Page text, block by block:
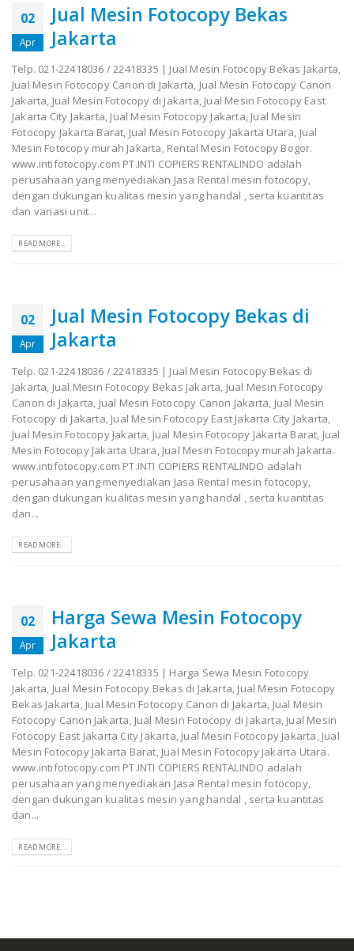
02
Apr
Jual Mesin Fotocopy Bekas
Jakarta
Telp. 021-22418036 / 22418335 | Jual Mesin Fotocopy Bekas Jakarta,
Jual Mesin Fotocopy Canon di Jakarta, Jual Mesin Fotocopy Canon
Jakarta, Jual Mesin Fotocopy di Jakarta, Jual Mesin Fotocopy East
Jakarta City Jakarta, Jual Mesin Fotocopy Jakarta, Jual Mesin
Fotocopy Jakarta Barat, Jual Mesin Fotocopy Jakarta Utara, Jual
Mesin Fotocopy murah Jakarta, Rental Mesin Fotocopy Bogor.
www.intifotocopy.com PT.INTI COPIERS RENTALINDO adalah
perusahaan yang menyediakan Jasa Rental mesin fotocopy,
dengan dukungan kualitas mesin yang handal , serta kuantitas
dan variasi unit...
READ MORE...
02
Apr
Jual Mesin Fotocopy Bekas di
Jakarta
Telp. 021-22418036 / 22418335 | Jual Mesin Fotocopy Bekas di
Jakarta, Jual Mesin Fotocopy Bekas Jakarta, Jual Mesin Fotocopy
Canon di Jakarta, Jual Mesin Fotocopy Canon Jakarta, Jual Mesin
Fotocopy di Jakarta, Jual Mesin Fotocopy East Jakarta City Jakarta,
Jual Mesin Fotocopy Jakarta, Jual Mesin Fotocopy Jakarta Barat, Jual
Mesin Fotocopy Jakarta Utara, Jual Mesin Fotocopy murah Jakarta.
www.intifotocopy.com PT.INTI COPIERS RENTALINDO adalah
perusahaan yang menyediakan Jasa Rental mesin fotocopy,
dengan dukungan kualitas mesin yang handal , serta kuantitas
dan...
READ MORE...
02
Apr
Harga Sewa Mesin Fotocopy
Jakarta
Telp. 021-22418036 / 22418335 | Harga Sewa Mesin Fotocopy
Jakarta, Jual Mesin Fotocopy Bekas di Jakarta, Jual Mesin Fotocopy
Bekas Jakarta, Jual Mesin Fotocopy Canon di Jakarta, Jual Mesin
Fotocopy Canon Jakarta, Jual Mesin Fotocopy di Jakarta, Jual Mesin
Fotocopy East Jakarta City Jakarta, Jual Mesin Fotocopy Jakarta, Jual
Mesin Fotocopy Jakarta Barat, Jual Mesin Fotocopy Jakarta Utara.
www.intifotocopy.com PT.INTI COPIERS RENTALINDO adalah
perusahaan yang menyediakan Jasa Rental mesin fotocopy,
dengan dukungan kualitas mesin yang handal , serta kuantitas
dan...
READ MORE...